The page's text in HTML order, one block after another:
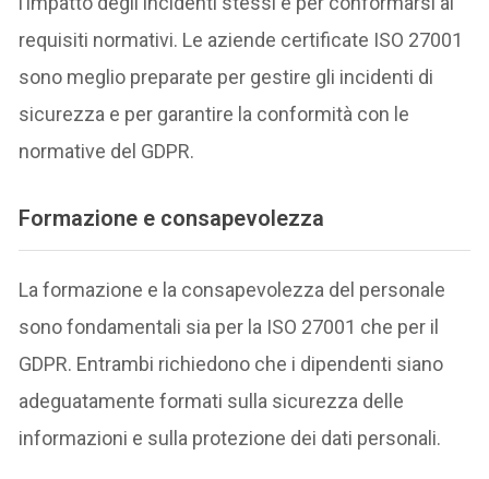
requisiti normativi. Le aziende certificate ISO 27001
sono meglio preparate per gestire gli incidenti di
sicurezza e per garantire la conformità con le
normative del GDPR.
Formazione e consapevolezza
La formazione e la consapevolezza del personale
sono fondamentali sia per la ISO 27001 che per il
GDPR. Entrambi richiedono che i dipendenti siano
adeguatamente formati sulla sicurezza delle
informazioni e sulla protezione dei dati personali.